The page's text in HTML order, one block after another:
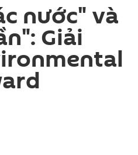
nước" và
Giải